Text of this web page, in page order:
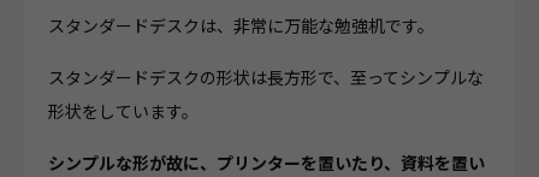
スタンダードデスクは、非常に万能な勉強机です。
スタンダードデスクの形状は長方形で、至ってシンプルな
形状をしています。
シンプルな形が故に、プリンターを置いたり、資料を置い